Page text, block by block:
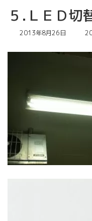
５.ＬＥＤ切
2013年8月26日
最
更